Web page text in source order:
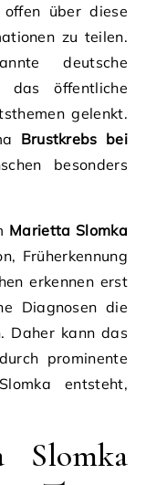
über diese
zu teilen.
deutsche
das öffentliche
gelenkt.
Brustkrebs bei
besonders
Marietta Slomka
Früherkennung
erkennen erst
Diagnosen die
Daher kann das
prominente
entsteht,
Slomka